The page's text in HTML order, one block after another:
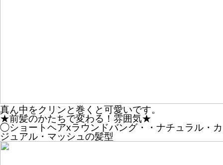
真ん中をクリンと巻くと可愛いです。
★前髪のかたちで変わる！雰囲気★
◯ショートヘアxラウンドバング・・ナチュラル・カ
ジュアル・マッシュの髪型